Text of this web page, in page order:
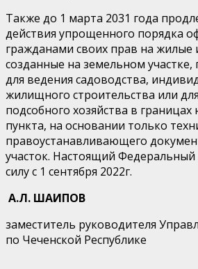
Также до 1 марта 2031 года
действия упрощенного порядка
гражданами своих прав на жилые
созданные на земельном
для ведения садоводства,
жилищного строительства или
подсобного хозяйства в границах
пункта, на основании только
правоустанавливающего
участок. Настоящий Федеральный
силу с 1 сентября 2022г.
А.Л. ШАИПОВ
заместитель руководителя
по Чеченской Республике